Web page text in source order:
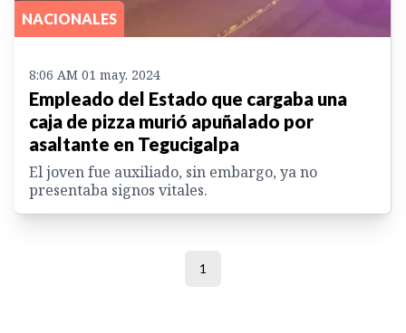
NACIONALES
8:06 AM 01 may. 2024
Empleado del Estado que cargaba una
caja de pizza murió apuñalado por
asaltante en Tegucigalpa
El joven fue auxiliado, sin embargo, ya no
presentaba signos vitales.
1